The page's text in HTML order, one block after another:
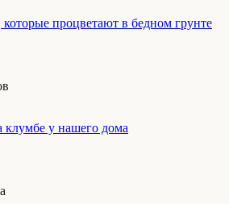
которые процветают в бедном грунте
у нашего дома